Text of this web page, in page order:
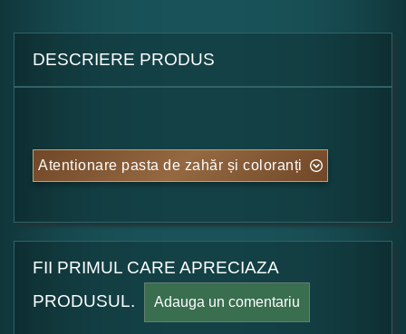
DESCRIERE PRODUS
Atentionare pasta de zahăr și coloranți
FII PRIMUL CARE APRECIAZA
PRODUSUL.
Adauga un comentariu